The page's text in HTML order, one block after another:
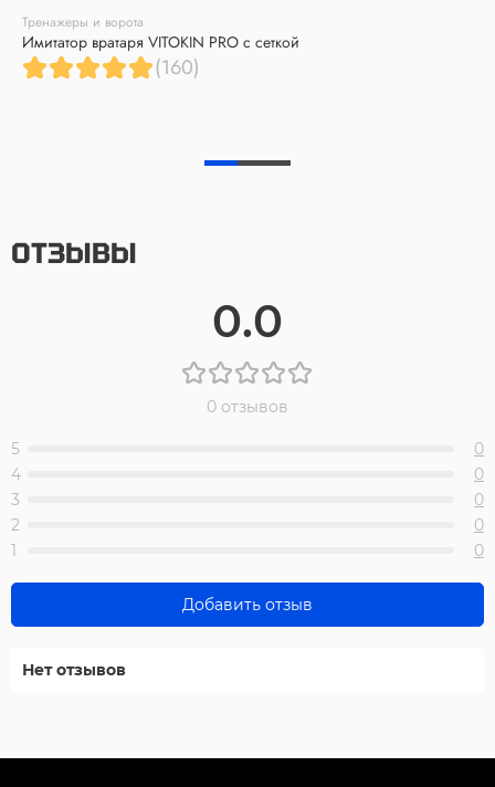
Тренажеры и ворота
Имитатор вратаря VITOKIN PRO с сеткой
(160)
ОТЗЫВЫ
0.0
0 отзывов
5
0
4
0
3
0
2
0
1
0
Добавить отзыв
Нет отзывов